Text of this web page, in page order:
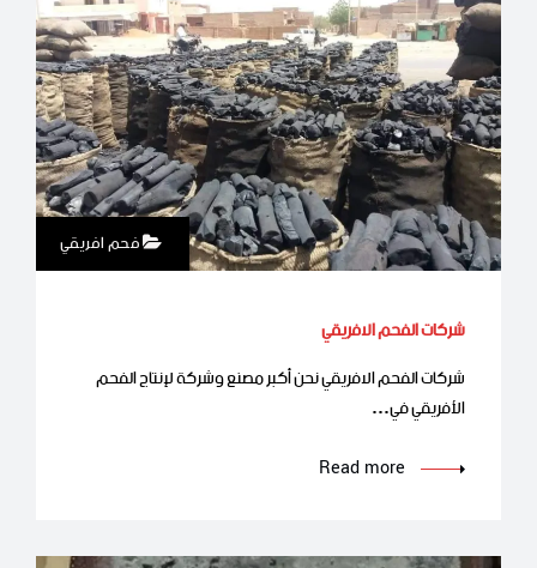
فحم افريقي
شركات الفحم الافريقي
شركات الفحم الافريقي نحن أكبر مصنع وشركة لإنتاج الفحم
الأفريقي في…
Read more